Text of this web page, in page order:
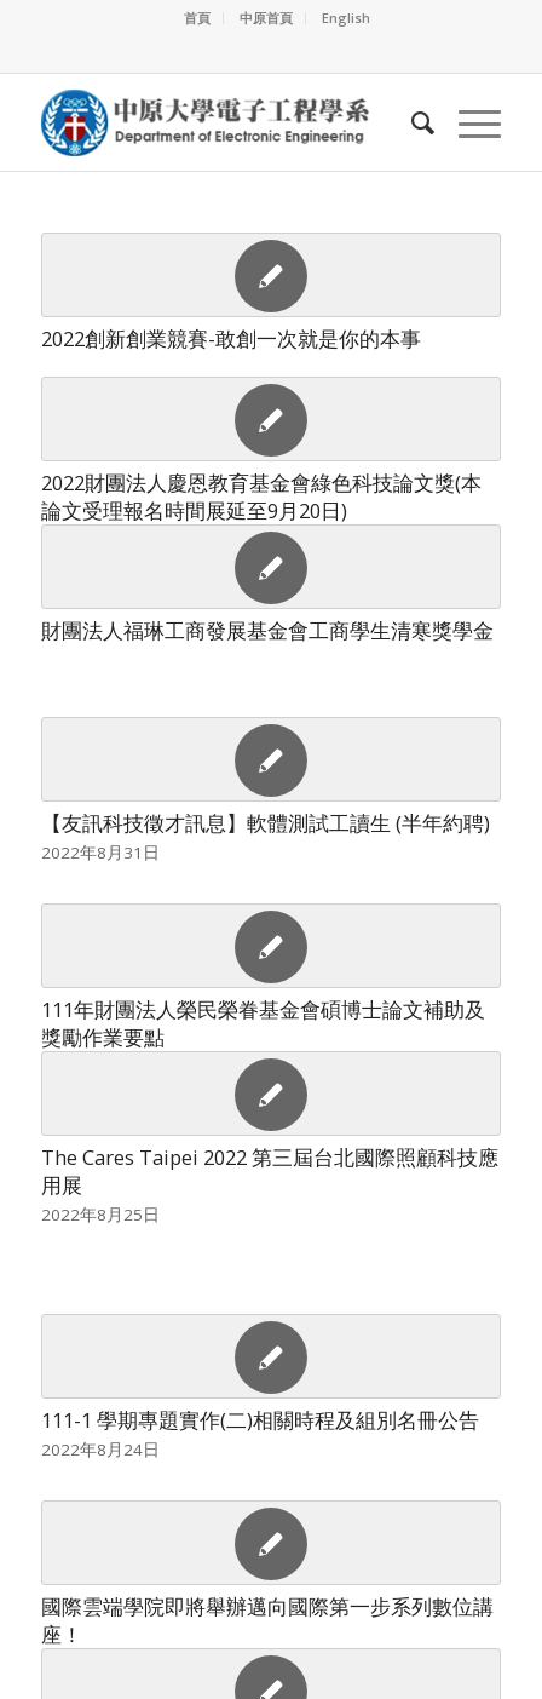
首頁 中原首頁 English
2022創新創業競賽-敢創一次就是你的本事
2022財團法人慶恩教育基金會綠色科技論文獎(本
論文受理報名時間展延至9月20日)
財團法人福琳工商發展基金會工商學生清寒獎學金
【友訊科技徵才訊息】軟體測試工讀生 (半年約聘)
2022年8月31日
111年財團法人榮民榮眷基金會碩博士論文補助及
獎勵作業要點
The Cares Taipei 2022 第三屆台北國際照顧科技應
用展
2022年8月25日
111-1 學期專題實作(二)相關時程及組別名冊公告
2022年8月24日
國際雲端學院即將舉辦邁向國際第一步系列數位講
座！